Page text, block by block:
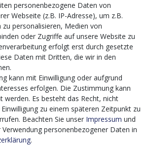
zur digitalen Optimierung
Projekt, welches im Zeitraum vom
29.02.2024 im Rahmen des
Digitalisierung Zuschuss EFRE 2021
wird, möchten wir in die Anschaffung
Systems (CMS-
um unseren Online-Shop
zu können. Diese Software dient
Erstellung,
und Darstellung digitaler
unserem Unternehmen. Dies ist
Vertrieb von Bedeutung. Bisher
personenbezogene Daten von
Webseite (z.B. IP-Adresse), um z.B.
zu personalisieren, Medien von
oder Zugriffe auf unsere Website zu
erfolgt erst durch gesetzte
Daten mit Dritten, die wir in den
kann mit Einwilligung oder aufgrund
erfolgen. Die Zustimmung kann
werden. Es besteht das Recht, nicht
zu einem späteren Zeitpunkt zu
Beachten Sie unser Impressum und
personenbezogener Daten in
.